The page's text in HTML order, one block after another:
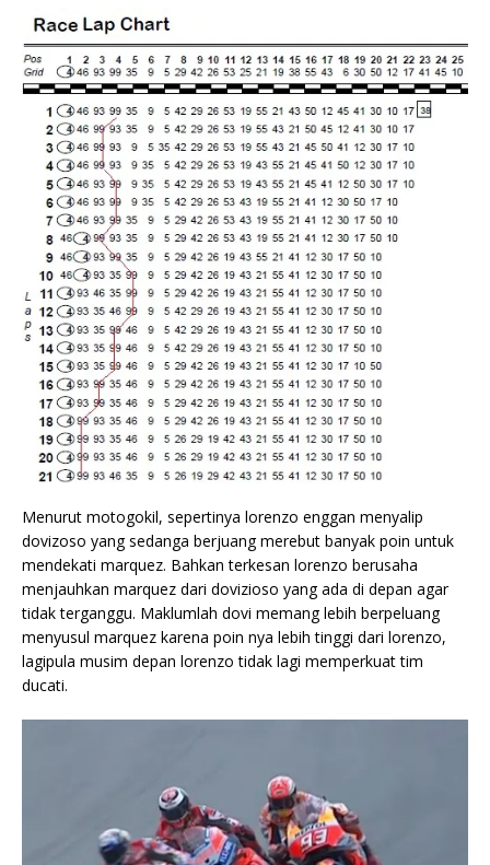
Menurut motogokil, sepertinya lorenzo enggan menyalip
dovizoso yang sedanga berjuang merebut banyak poin untuk
mendekati marquez. Bahkan terkesan lorenzo berusaha
menjauhkan marquez dari dovizioso yang ada di depan agar
tidak terganggu. Maklumlah dovi memang lebih berpeluang
menyusul marquez karena poin nya lebih tinggi dari lorenzo,
lagipula musim depan lorenzo tidak lagi memperkuat tim
ducati.